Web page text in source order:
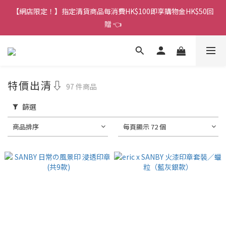
香港訂單金額滿HK$150包平郵｜滿HK$299包易寄取｜滿HK$499
包順豐／京東
【網店限定！】指定清貨商品每消費HK$100即享購物金HK$50回
贈 👈
香港訂單金額滿HK$150包平郵｜滿HK$299包易寄取｜滿HK$499
特價出清⇩ 97 件商品
篩選
商品排序 每頁顯示 72 個